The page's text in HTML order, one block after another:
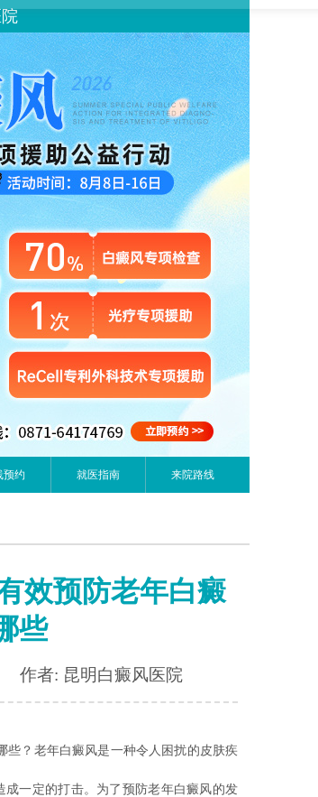
预约 就医指南 来院路线
效预防老年白癜
些
作者: 昆明白癜风医院
些？老年白癜风是一种令人困扰的皮肤疾
一定的打击。为了预防老年白癜风的发